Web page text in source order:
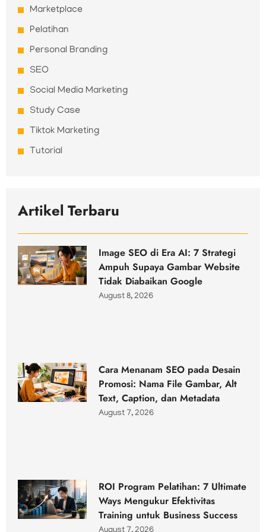
Marketplace
Pelatihan
Personal Branding
SEO
Social Media Marketing
Study Case
Tiktok Marketing
Tutorial
Artikel Terbaru
Image SEO di Era AI: 7 Strategi
Ampuh Supaya Gambar Website
Tidak Diabaikan Google
August 8, 2026
Cara Menanam SEO pada Desain
Promosi: Nama File Gambar, Alt
Text, Caption, dan Metadata
August 7, 2026
ROI Program Pelatihan: 7 Ultimate
Ways Mengukur Efektivitas
Training untuk Business Success